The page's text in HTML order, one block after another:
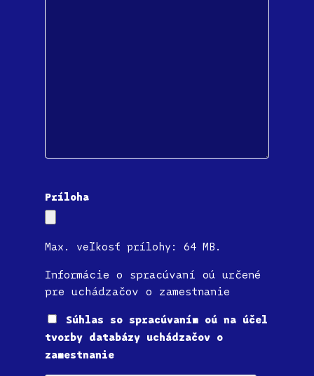
Príloha
Max. veľkosť prílohy: 64 MB.
Informácie o spracúvaní oú určené
pre uchádzačov o zamestnanie
SúhlasSúhlas so spracúvaním oú na účel
tvorby databázy uchádzačov o
zamestnanie